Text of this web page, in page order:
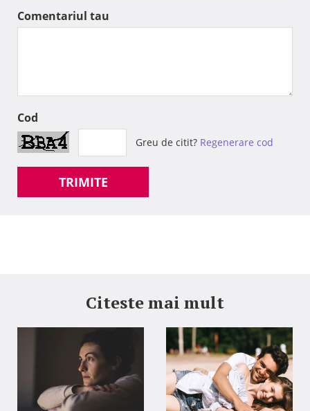
Comentariul tau
Cod
Greu de citit? Regenerare cod
TRIMITE
Citeste mai mult